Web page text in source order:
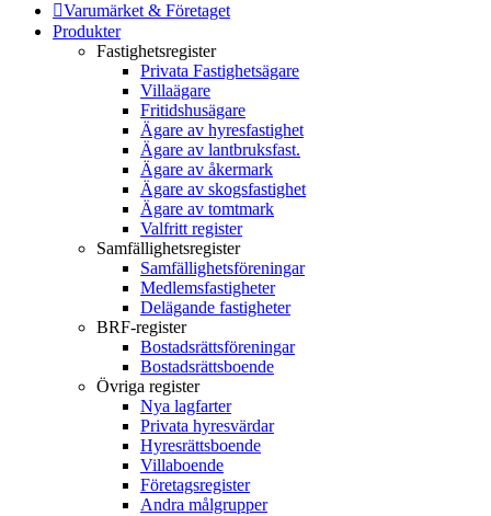
Varumärket & Företaget
Produkter
Fastighetsregister
Privata Fastighetsägare
Villaägare
Fritidshusägare
Ägare av hyresfastighet
Ägare av lantbruksfast.
Ägare av åkermark
Ägare av skogsfastighet
Ägare av tomtmark
Valfritt register
Samfällighetsregister
Samfällighetsföreningar
Medlemsfastigheter
Delägande fastigheter
BRF-register
Bostadsrättsföreningar
Bostadsrättsboende
Övriga register
Nya lagfarter
Privata hyresvärdar
Hyresrättsboende
Villaboende
Företagsregister
Andra målgrupper